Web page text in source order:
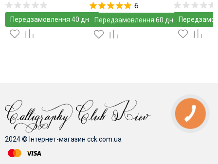
Передзамовлення 40 днів
6
Передзамовлення 60 днів
2024 © Інтернет-магазин cck.com.ua